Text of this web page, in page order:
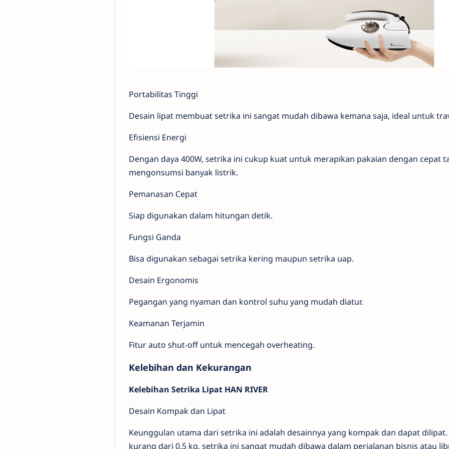
Portabilitas Tinggi
Desain lipat membuat setrika ini sangat mudah dibawa kemana saja, ideal untuk
Efisiensi Energi
Dengan daya 400W, setrika ini cukup kuat untuk merapikan pakaian dengan cepat
mengonsumsi banyak listrik.
Pemanasan Cepat
Siap digunakan dalam hitungan detik.
Fungsi Ganda
Bisa digunakan sebagai setrika kering maupun setrika uap.
Desain Ergonomis
Pegangan yang nyaman dan kontrol suhu yang mudah diatur.
Keamanan Terjamin
Fitur auto shut-off untuk mencegah overheating.
Kelebihan dan Kekurangan
Kelebihan Setrika Lipat HAN RIVER
Desain Kompak dan Lipat
Keunggulan utama dari setrika ini adalah desainnya yang kompak dan dapat
kurang dari 0.5 kg, setrika ini sangat mudah dibawa dalam perjalanan bisnis atau